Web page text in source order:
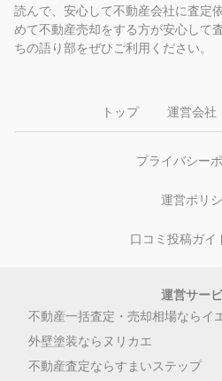
読んで、安心して不動産会社に査定
めて不動産売却をする方が安心して
ちの語り部をぜひご利用ください。
トップ 運営会社
プライバシー
運営ポリ
口コミ投稿ガイ
運営サー
不動産一括査定・売却相場ならイ
外壁塗装ならヌリカエ
不動産査定ならすまいステップ